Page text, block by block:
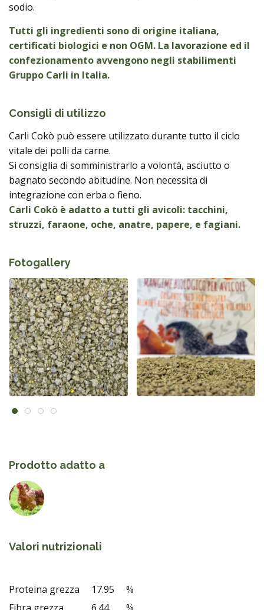
sodio.
Tutti gli ingredienti sono di origine italiana,
certificati biologici e non OGM. La lavorazione ed il
confezionamento avvengono negli stabilimenti
Gruppo Carli in Italia.
Consigli di utilizzo
Carli Cokò può essere utilizzato durante tutto il ciclo
vitale dei polli da carne.
Si consiglia di somministrarlo a volontà, asciutto o
bagnato secondo abitudine. Non necessita di
integrazione con erba o fieno.
Carli Cokò è adatto a tutti gli avicoli: tacchini,
struzzi, faraone, oche, anatre, papere, e fagiani.
Fotogallery
Prodotto adatto a
Valori nutrizionali
Proteina grezza 17.95
%